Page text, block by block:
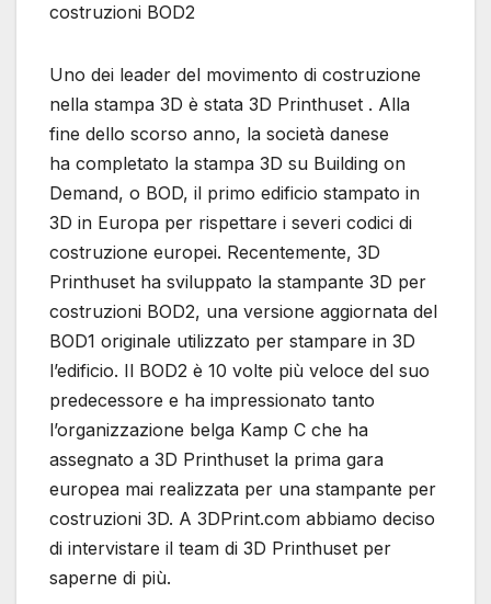
costruzioni BOD2
Uno dei leader del movimento di costruzione
nella stampa 3D è stata 3D Printhuset . Alla
fine dello scorso anno, la società danese
ha completato la stampa 3D su Building on
Demand, o BOD, il primo edificio stampato in
3D in Europa per rispettare i severi codici di
costruzione europei. Recentemente, 3D
Printhuset ha sviluppato la stampante 3D per
costruzioni BOD2, una versione aggiornata del
BOD1 originale utilizzato per stampare in 3D
l’edificio. Il BOD2 è 10 volte più veloce del suo
predecessore e ha impressionato tanto
l’organizzazione belga Kamp C che ha
assegnato a 3D Printhuset la prima gara
europea mai realizzata per una stampante per
costruzioni 3D. A 3DPrint.com abbiamo deciso
di intervistare il team di 3D Printhuset per
saperne di più.